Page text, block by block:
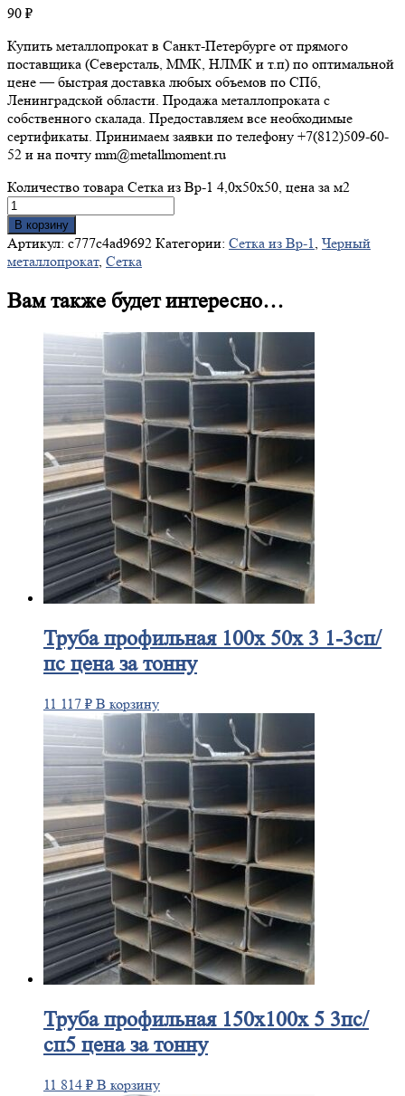
90 ₽
Купить металлопрокат в Санкт-Петербурге от прямого
поставщика (Северсталь, ММК, НЛМК и т.п) по оптимальной
цене — быстрая доставка любых объемов по СПб,
Ленинградской области. Продажа металлопроката с
собственного скалада. Предоставляем все необходимые
сертификаты. Принимаем заявки по телефону +7(812)509-60-
52 и на почту mm@metallmoment.ru
Количество товара Сетка из Вр-1 4,0х50х50, цена за м2
В корзину
Артикул: c777c4ad9692 Категории: Сетка из Вр-1, Черный
металлопрокат, Сетка
Вам также будет интересно…
Трубапрофильная 100х 50х 3 1-3сп/
пс цена за тонну
11 117 ₽ В корзину
Трубапрофильная 150х100х 5 3пс/
сп5 цена за тонну
11 814 ₽ В корзину